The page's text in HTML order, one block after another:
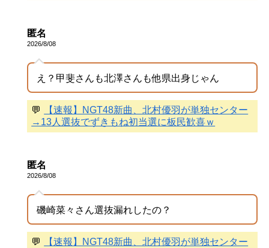
匿名
2026/8/08
え？甲斐さんも北澤さんも他県出身じゃん
💬
【速報】NGT48新曲、北村優羽が単独センター
→13人選抜でずきもね初当選に板民歓喜ｗ
匿名
2026/8/08
磯崎菜々さん選抜漏れしたの？
💬
【速報】NGT48新曲、北村優羽が単独センター